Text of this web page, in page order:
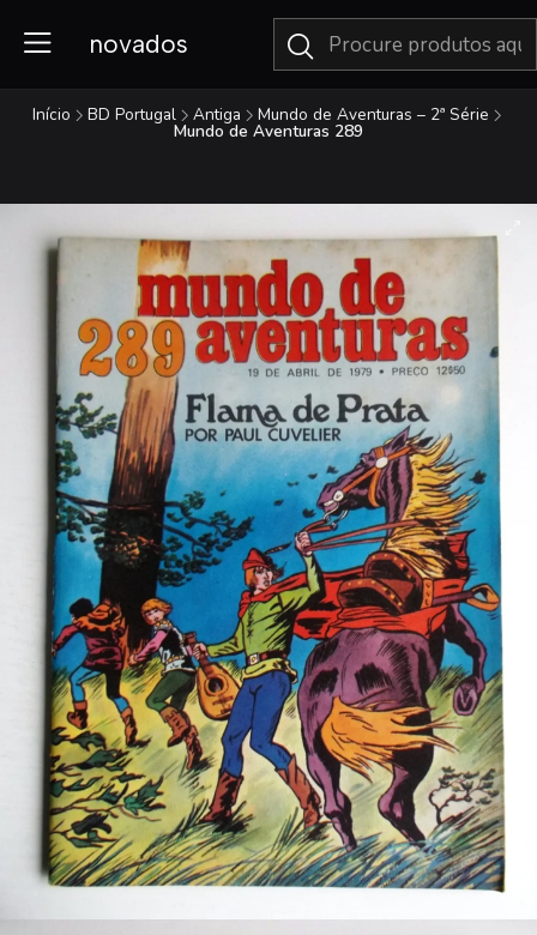
novados
Início BD Portugal Antiga Mundo de Aventuras – 2ª Série
Mundo de Aventuras 289